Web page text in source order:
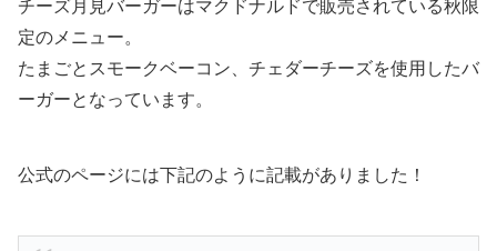
チーズ月見バーガーはマクドナルドで販売されている秋限
定のメニュー。
たまごとスモークベーコン、チェダーチーズを使用したバ
ーガーとなっています。
公式のページには下記のように記載がありました！